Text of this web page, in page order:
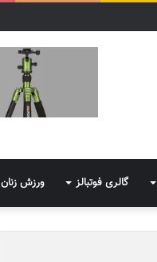
گالری فوتبالز ورزش زنان